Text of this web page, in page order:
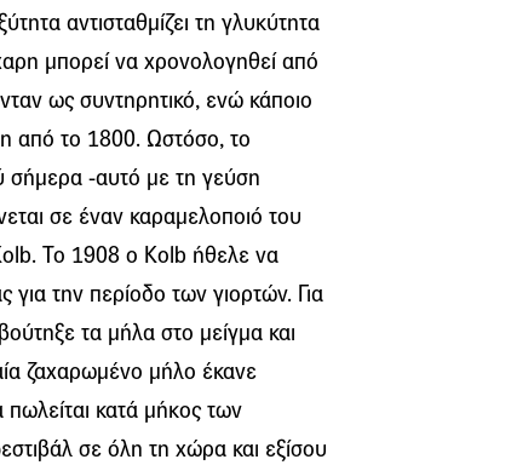
αντισταθμίζει τη γλυκύτητα
μπορεί να χρονολογηθεί από
ως συντηρητικό, ενώ κάποιο
από το 1800. Ωστόσο, το
σήμερα -αυτό με τη γεύση
σε έναν καραμελοποιό του
Το 1908 ο Kolb ήθελε να
την περίοδο των γιορτών. Για
τα μήλα στο μείγμα και
ζαχαρωμένο μήλο έκανε
κατά μήκος των
σε όλη τη χώρα και εξίσου